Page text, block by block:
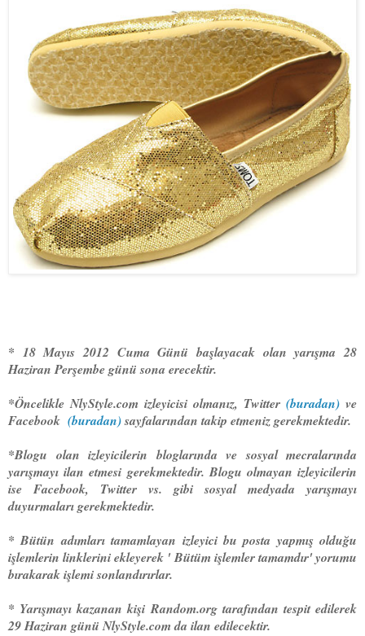
* 18 Mayıs 2012 Cuma Günü başlayacak olan yarışma 28
Haziran Perşembe günü sona erecektir.
*Öncelikle NlyStyle.com izleyicisi olmanız, Twitter (buradan) ve
Facebook (buradan)sayfalarından takip etmeniz gerekmektedir.
*Blogu olan izleyicilerin bloglarında ve sosyal mecralarında
yarışmayı ilan etmesi gerekmektedir. Blogu olmayan izleyicilerin
ise Facebook, Twitter vs. gibi sosyal medyada yarışmayı
duyurmaları gerekmektedir.
* Bütün adımları tamamlayan izleyici bu posta yapmış olduğu
işlemlerin linklerini ekleyerek ' Bütüm işlemler tamamdır' yorumu
bırakarak işlemi sonlandırırlar.
* Yarışmayı kazanan kişi Random.org tarafından tespit edilerek
29 Haziran günü NlyStyle.com da ilan edilecektir.